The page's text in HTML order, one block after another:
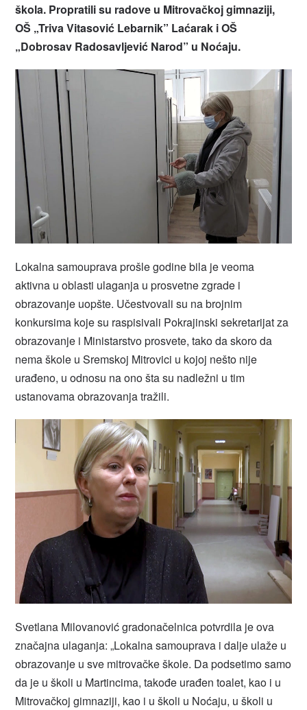
škola. Propratili su radove u Mitrovačkoj gimnaziji,
OŠ „Triva Vitasović Lebarnik” Laćarak i OŠ
„Dobrosav Radosavljević Narod” u Noćaju.
Lokalna samouprava prošle godine bila je veoma
aktivna u oblasti ulaganja u prosvetne zgrade i
obrazovanje uopšte. Učestvovali su na brojnim
konkursima koje su raspisivali Pokrajinski sekretarijat za
obrazovanje i Ministarstvo prosvete, tako da skoro da
nema škole u Sremskoj Mitrovici u kojoj nešto nije
urađeno, u odnosu na ono šta su nadležni u tim
ustanovama obrazovanja tražili.
Svetlana Milovanović gradonačelnica potvrdila je ova
značajna ulaganja: „Lokalna samouprava i dalje ulaže u
obrazovanje u sve mitrovačke škole. Da podsetimo samo
da je u školi u Martincima, takođe urađen toalet, kao i u
Mitrovačkoj gimnaziji, kao i u školi u Noćaju, u školi u